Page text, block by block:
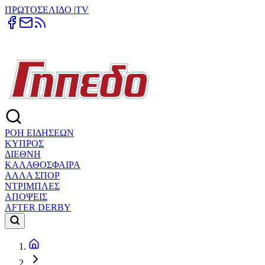
ΠΡΩΤΟΣΕΛΙΔΟ |TV
ΡΟΗ ΕΙΔΗΣΕΩΝ
ΚΥΠΡΟΣ
ΔΙΕΘΝΗ
ΚΑΛΑΘΟΣΦΑΙΡΑ
ΑΛΛΑ ΣΠΟΡ
ΝΤΡΙΜΠΛΕΣ
ΑΠΟΨΕΙΣ
AFTER DERBY